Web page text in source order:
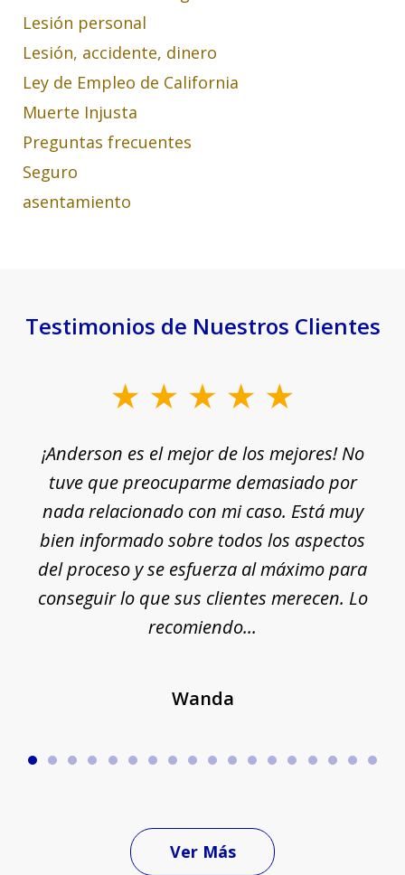
Lesión personal
Lesión, accidente, dinero
Ley de Empleo de California
Muerte Injusta
Preguntas frecuentes
Seguro
asentamiento
Testimonios de Nuestros Clientes
¡Anderson es el mejor de los mejores! No
tuve que preocuparme demasiado por
nada relacionado con mi caso. Está muy
bien informado sobre todos los aspectos
del proceso y se esfuerza al máximo para
conseguir lo que sus clientes merecen. Lo
recomiendo...
Wanda
Ver Más